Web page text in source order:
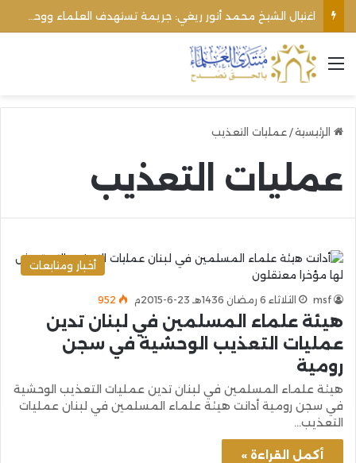
القائمة
الرئيسية/ عمليات التعذيب
عمليات التعذيب
أخبار ومتابعات
msf الثلاثاء 6 رمضان 1436هـ 23-6-2015م 952
هيئة علماء المسلمين في لبنان تدين
عمليات التعذيب الوحشية في سجن
رومية
هيئة علماء المسلمين في لبنان تدين عمليات التعذيب الوحشية
في سجن رومية أدانت هيئة علماء المسلمين في لبنان عمليات
التعذيب…
أكمل القراءة »